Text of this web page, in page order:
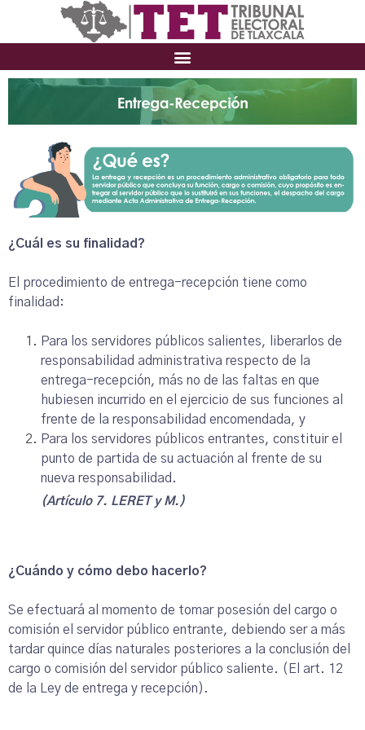
¿Cuál es su finalidad?
El procedimiento de entrega-recepción tiene como
finalidad:
Para los servidores públicos salientes, liberarlos de
responsabilidad administrativa respecto de la
entrega-recepción, más no de las faltas en que
hubiesen incurrido en el ejercicio de sus funciones al
frente de la responsabilidad encomendada, y
Para los servidores públicos entrantes, constituir el
punto de partida de su actuación al frente de su
nueva responsabilidad.
(Artículo 7. LERET y M.)
¿Cuándo y cómo debo hacerlo?
Se efectuará al momento de tomar posesión del cargo o
comisión el servidor público entrante, debiendo ser a más
tardar quince días naturales posteriores a la conclusión del
cargo o comisión del servidor público saliente. (El art. 12
de la Ley de entrega y recepción).